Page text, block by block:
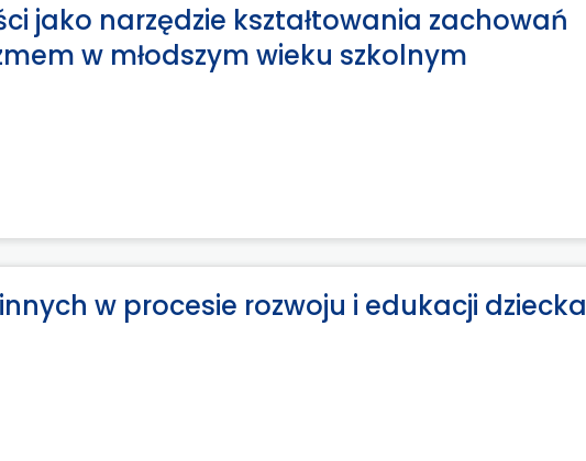
jako narzędzie kształtowania zachowań
w młodszym wieku szkolnym
w procesie rozwoju i edukacji dziecka